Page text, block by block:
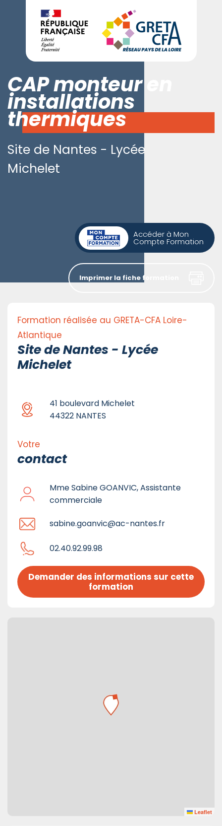
CAP monteur en
installations
thermiques
Site de Nantes - Lycée
Michelet
Formation réalisée au GRETA-CFA Loire-
Atlantique
Site de Nantes - Lycée
Michelet
41 boulevard Michelet
44322 NANTES
Votre
contact
Mme Sabine GOANVIC, Assistante
commerciale
sabine.goanvic@ac-nantes.fr
02.40.92.99.98
Demander des informations sur cette
formation
Accéder à Mon
Compte Formation
Imprimer la fiche formation
Leaflet